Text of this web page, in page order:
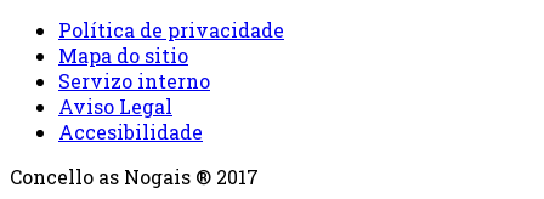
Política de privacidade
Mapa do sitio
Servizo interno
Aviso Legal
Accesibilidade
Concello as Nogais ® 2017